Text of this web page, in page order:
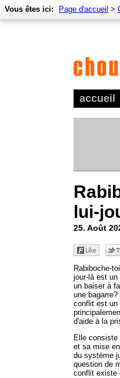
accueil
Vous êtes ici: Page d'accueil >
lui-
25. Août
Rabiboche-
jour-là est un
un baiser à
une
conflit est un
d'aide à la
Elle
et sa mise
du système
question de
conflit existe